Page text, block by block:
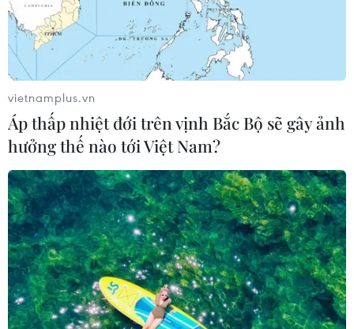
vietnamplus.vn
Áp thấp nhiệt đới trên vịnh Bắc Bộ sẽ gây ảnh
hưởng thế nào tới Việt Nam?